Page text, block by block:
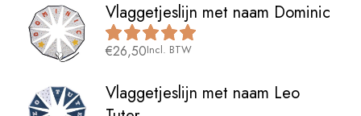
Vlaggetjeslijn met naam Dominic
€26,50Incl. BTW
Vlaggetjeslijn met naam Leo